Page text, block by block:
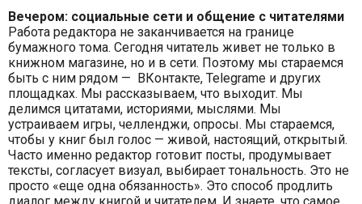
Вечером: социальные сети и общение с читателями
Работа редактора не заканчивается на границе
бумажного тома. Сегодня читатель живет не только в
книжном магазине, но и в сети. Поэтому мы стараемся
быть с ним рядом — ВКонтакте, Telegramе и других
площадках. Мы рассказываем, что выходит. Мы
делимся цитатами, историями, мыслями. Мы
устраиваем игры, челленджи, опросы. Мы стараемся,
чтобы у книг был голос — живой, настоящий, открытый.
Часто именно редактор готовит посты, продумывает
тексты, согласует визуал, выбирает тональность. Это не
просто «еще одна обязанность». Это способ продлить
диалог между книгой и читателем. И знаете, что самое